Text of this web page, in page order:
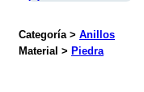
Categoría > Anillos
Material > Piedra